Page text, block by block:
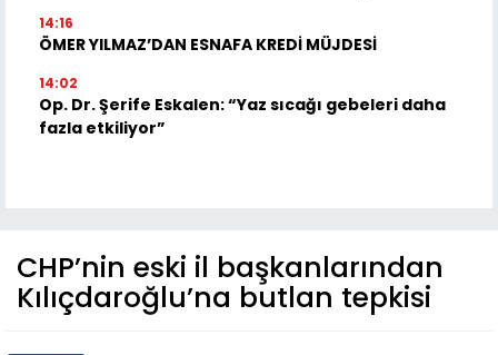
14:16
ÖMER YILMAZ’DAN ESNAFA KREDİ MÜJDESİ
14:02
Op. Dr. Şerife Eskalen: “Yaz sıcağı gebeleri daha
fazla etkiliyor”
CHP’nin eski il başkanlarından
Kılıçdaroğlu’na butlan tepkisi